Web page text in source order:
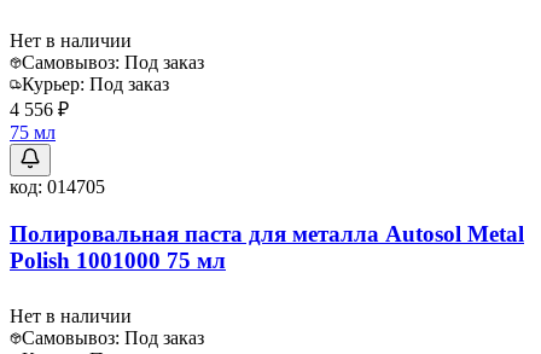
Нет в наличии
Самовывоз: Под заказ
Курьер: Под заказ
4 556 ₽
75 мл
код: 014705
Полировальная паста для металла Autosol Metal
Polish 1001000 75 мл
Нет в наличии
Самовывоз: Под заказ